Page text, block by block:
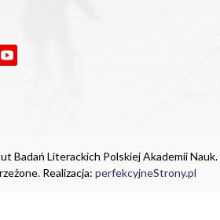
Badań Literackich Polskiej Akademii Nauk.
Realizacja: perfekcyjneStrony.pl